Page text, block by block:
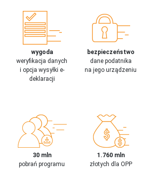
wygoda
weryfikacja danych
i opcja wysyłki e-
deklaracji
bezpieczeństwo
dane podatnika
na jego urządzeniu
30 mln
pobrań programu
1.760 mln
złotych dla OPP